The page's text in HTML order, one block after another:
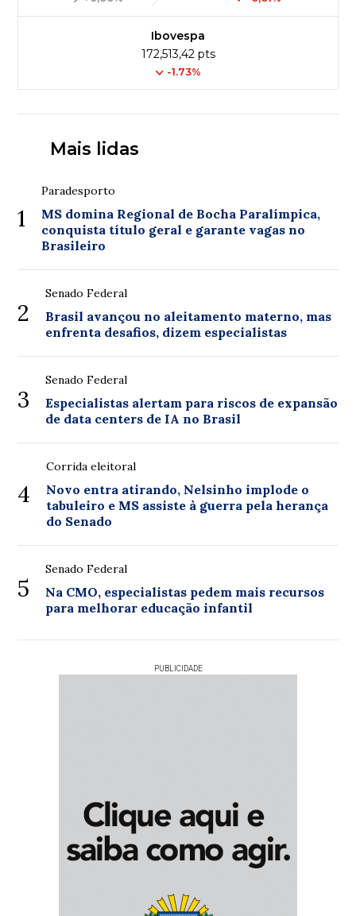
Ibovespa
172,513,42 pts
-1.73%
Mais lidas
1
Paradesporto
MS domina Regional de Bocha Paralímpica,
conquista título geral e garante vagas no
Brasileiro
2
Senado Federal
Brasil avançou no aleitamento materno, mas
enfrenta desafios, dizem especialistas
3
Senado Federal
Especialistas alertam para riscos de expansão
de data centers de IA no Brasil
4
Corrida eleitoral
Novo entra atirando, Nelsinho implode o
tabuleiro e MS assiste à guerra pela herança
do Senado
5
Senado Federal
Na CMO, especialistas pedem mais recursos
para melhorar educação infantil
PUBLICIDADE